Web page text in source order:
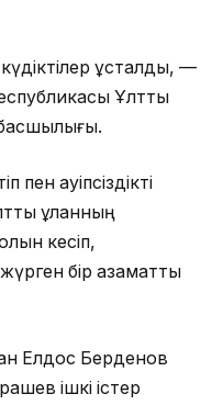
ұсталды, —
Ұлттық
пен қауіпсіздікті
ұланның
кесіп,
бір азаматты
Елдос Берденов
ішкі істер